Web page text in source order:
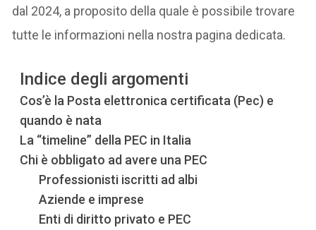
dal 2024, a proposito della quale è possibile trovare
tutte le informazioni nella nostra pagina dedicata.
Indice degli argomenti
Cos’è la Posta elettronica certificata (Pec) e
quando è nata
La “timeline” della PEC in Italia
Chi è obbligato ad avere una PEC
Professionisti iscritti ad albi
Aziende e imprese
Enti di diritto privato e PEC